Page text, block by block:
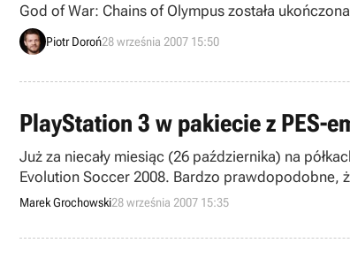
God of War: Chains of Olympus została
Piotr Doroń28 września 2007 15:50
PlayStation 3 w pakiecie z PES-
Już za niecały miesiąc (26 października) na
Evolution Soccer 2008. Bardzo prawdopodobne,
Marek Grochowski28 września 2007 15:35